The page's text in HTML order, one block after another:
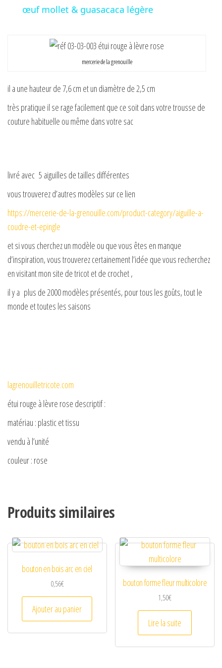
e
o
œuf mollet & guasacaca légère
mercerie de la grenouille
il a une hauteur de 7,6 cm et un diamètre de 2,5 cm
très pratique il se rage facilement que ce soit dans votre trousse de
couture habituelle ou même dans votre sac
livré avec 5 aiguilles de tailles différentes
vous trouverez d’autres modèles sur ce lien
https://mercerie-de-la-grenouille.com/product-category/aiguille-a-
coudre-et-epingle
et si vous cherchez un modèle ou que vous êtes en manque
d’inspiration, vous trouverez certainement l’idée que vous recherchez
en visitant mon site de tricot et de crochet ,
il y a plus de 2000 modèles présentés, pour tous les goûts, tout le
monde et toutes les saisons
lagrenouilletricote.com
étui rouge à lèvre rose descriptif :
matériau : plastic et tissu
vendu à l’unité
couleur : rose
Produits similaires
bouton en bois arc en ciel
0,56€
Ajouter au panier
bouton forme fleur multicolore
1,50€
Lire la suite